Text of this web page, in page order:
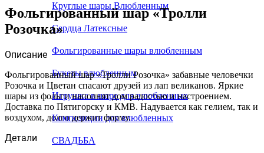
Круглые шары Влюбленным
Сердца Латексные
Фольгированные шары влюбленным
Букеты влюбленным
Игрушка в шаре для влюбленных
Композиции для влюбленных
СВАДЬБА
Фольгированный шар «Тролли
Розочка»
Описание
Фольгированный шар «Тролли Розочка» забавные человечки
Розочка и Цветан спасают друзей из лап великанов. Яркие
шары из фольги наполнят дом радостью и настроением.
Доставка по Пятигорску и КМВ. Надувается как гелием, так и
воздухом, долго держит форму.
Детали